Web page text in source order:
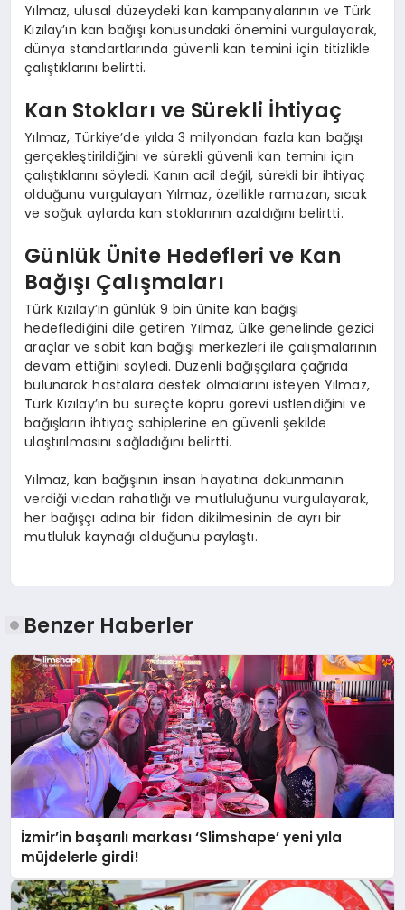
Yılmaz, ulusal düzeydeki kan kampanyalarının ve Türk
Kızılay’ın kan bağışı konusundaki önemini vurgulayarak,
dünya standartlarında güvenli kan temini için titizlikle
çalıştıklarını belirtti.
Kan Stokları ve Sürekli İhtiyaç
Yılmaz, Türkiye’de yılda 3 milyondan fazla kan bağışı
gerçekleştirildiğini ve sürekli güvenli kan temini için
çalıştıklarını söyledi. Kanın acil değil, sürekli bir ihtiyaç
olduğunu vurgulayan Yılmaz, özellikle ramazan, sıcak
ve soğuk aylarda kan stoklarının azaldığını belirtti.
Günlük Ünite Hedefleri ve Kan
Bağışı Çalışmaları
Türk Kızılay’ın günlük 9 bin ünite kan bağışı
hedeflediğini dile getiren Yılmaz, ülke genelinde gezici
araçlar ve sabit kan bağışı merkezleri ile çalışmalarının
devam ettiğini söyledi. Düzenli bağışçılara çağrıda
bulunarak hastalara destek olmalarını isteyen Yılmaz,
Türk Kızılay’ın bu süreçte köprü görevi üstlendiğini ve
bağışların ihtiyaç sahiplerine en güvenli şekilde
ulaştırılmasını sağladığını belirtti.
Yılmaz, kan bağışının insan hayatına dokunmanın
verdiği vicdan rahatlığı ve mutluluğunu vurgulayarak,
her bağışçı adına bir fidan dikilmesinin de ayrı bir
mutluluk kaynağı olduğunu paylaştı.
Benzer Haberler
İzmir’in başarılı markası ‘Slimshape’ yeni yıla
müjdelerle girdi!